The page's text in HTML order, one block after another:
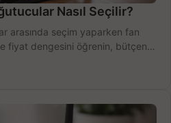
Nasıl Seçilir?
arasında seçim yaparken fan
fiyat dengesini öğrenin, bütçenizi